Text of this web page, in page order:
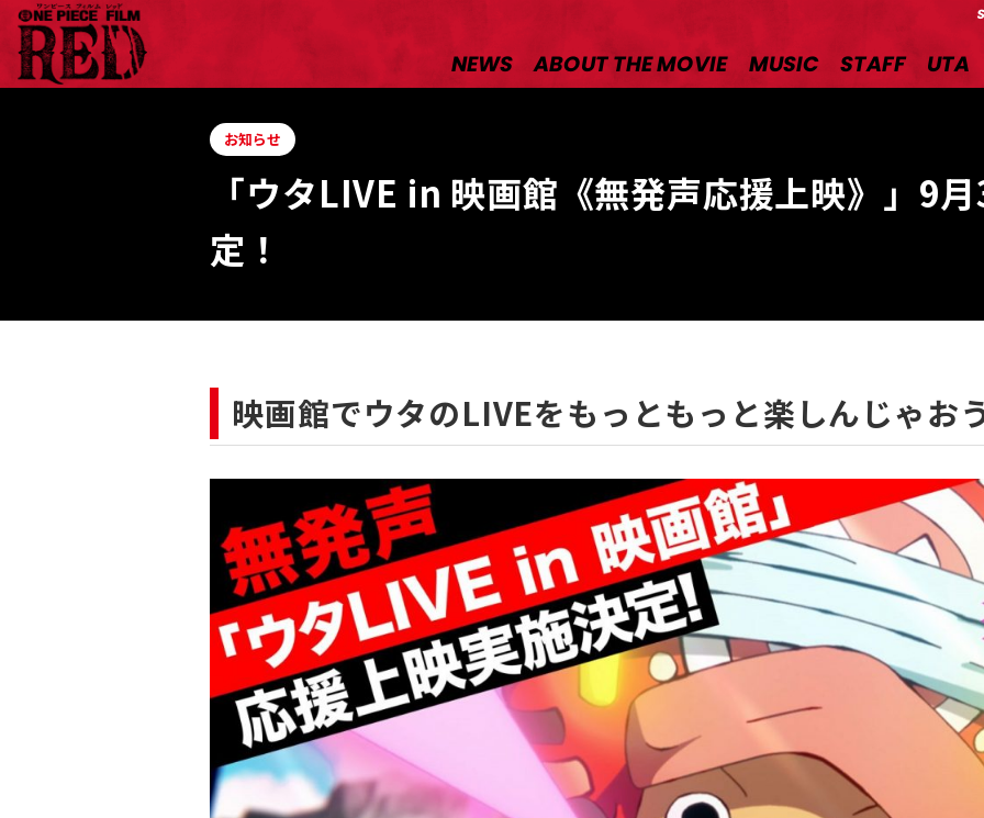
NEWS ABOUT THE MOVIE MUSIC STAFF UTA
お知らせ
「ウタLIVE in 映画館《無発声応援上映》」9
定！
映画館でウタのLIVEをもっともっと楽しんじゃお